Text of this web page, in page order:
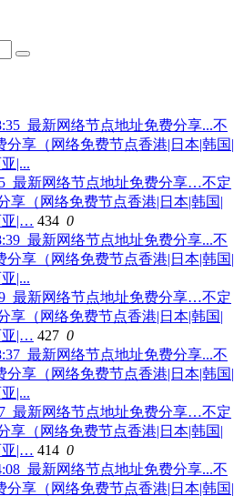
最新网络节点地址免费分享…不定
享（网络免费节点香港|日本|韩国|
亚|… 434 0
最新网络节点地址免费分享…不定
享（网络免费节点香港|日本|韩国|
亚|… 427 0
最新网络节点地址免费分享…不定
享（网络免费节点香港|日本|韩国|
亚|… 414 0